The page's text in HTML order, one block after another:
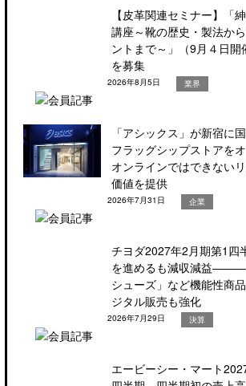
【皮革関連セミナー】「
講座～靴の歴史・製法か
ントまで～」（9月４日開
を募集
2026年8月5日 業界
「アシックス」が新宿に
フラッグシップストアを
オンラインではできない
価値を提供
2026年7月31日 企業
チヨダ2027年2月期第1四
を進めるも減収減益―――
シューズ」など機能性商
ジタル販売も強化
2026年7月29日 決算
エービーシー・マート